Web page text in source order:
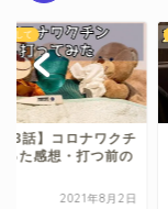
関して
外編】2021年を振
って
2021年12月30日